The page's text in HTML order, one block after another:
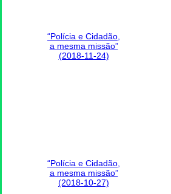
“Polícia e Cidadão,
a mesma missão”
(2018-11-24)
“Polícia e Cidadão,
a mesma missão”
(2018-10-27)